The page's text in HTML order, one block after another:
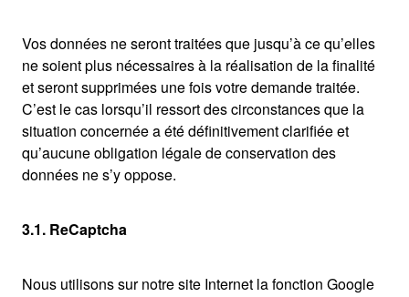
Vos données ne seront traitées que jusqu’à ce qu’elles
ne soient plus nécessaires à la réalisation de la finalité
et seront supprimées une fois votre demande traitée.
C’est le cas lorsqu’il ressort des circonstances que la
situation concernée a été définitivement clarifiée et
qu’aucune obligation légale de conservation des
données ne s’y oppose.
3.1. ReCaptcha
Nous utilisons sur notre site Internet la fonction Google